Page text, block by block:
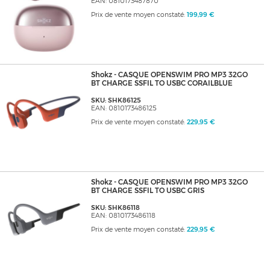
Prix de vente moyen constaté: 199,99 €
Shokz - CASQUE OPENSWIM PRO MP3 32GO
BT CHARGE SSFIL TO USBC CORAILBLUE
SKU: SHK86125
EAN: 0810173486125
Prix de vente moyen constaté: 229,95 €
Shokz - CASQUE OPENSWIM PRO MP3 32GO
BT CHARGE SSFIL TO USBC GRIS
SKU: SHK86118
EAN: 0810173486118
Prix de vente moyen constaté: 229,95 €